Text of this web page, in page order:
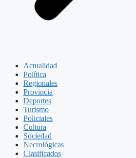
Actualidad
Política
Regionales
Provincia
Deportes
Turismo
Policiales
Cultura
Sociedad
Necrológicas
Clasificados